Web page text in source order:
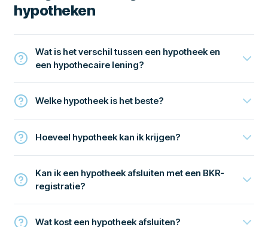
hypotheken
Wat is het verschil tussen een hypotheek en
een hypothecaire lening?
Welke hypotheek is het beste?
Hoeveel hypotheek kan ik krijgen?
Kan ik een hypotheek afsluiten met een BKR-
registratie?
Wat kost een hypotheek afsluiten?